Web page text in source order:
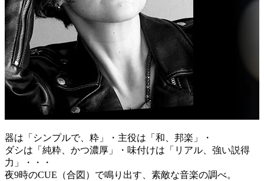
器は「シンプルで、粋」・主役は「和、邦楽」・
ダシは「純粋、かつ濃厚」・味付けは「リアル、強い説得
力」・・・
夜9時のCUE（合図）で鳴り出す、素敵な音楽の調べ。